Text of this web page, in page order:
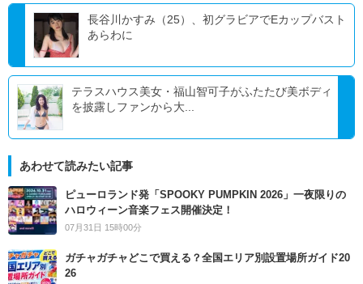
長谷川かすみ（25）、初グラビアでEカップバスト
あらわに
テラスハウス美女・福山智可子がふたたび美ボディ
を披露しファンから大...
あわせて読みたい記事
ピューロランド発「SPOOKY PUMPKIN 2026」一夜限りの
ハロウィーン音楽フェス開催決定！
07月31日 15時00分
ガチャガチャどこで買える？全国エリア別設置場所ガイド20
26